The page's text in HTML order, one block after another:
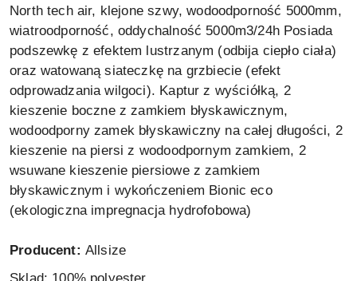
North tech air, klejone szwy, wodoodporność 5000mm,
wiatroodporność, oddychalność 5000m3/24h Posiada
podszewkę z efektem lustrzanym (odbija ciepło ciała)
oraz watowaną siateczkę na grzbiecie (efekt
odprowadzania wilgoci). Kaptur z wyściółką, 2
kieszenie boczne z zamkiem błyskawicznym,
wodoodporny zamek błyskawiczny na całej długości, 2
kieszenie na piersi z wodoodpornym zamkiem, 2
wsuwane kieszenie piersiowe z zamkiem
błyskawicznym i wykończeniem Bionic eco
(ekologiczna impregnacja hydrofobowa)
Producent: Allsize